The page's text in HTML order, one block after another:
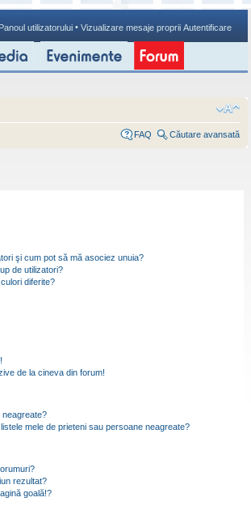
Panoul utilizatorului • Vizualizare mesaje proprii Autentificare
FAQ Căutare avansată
şi cum pot să mă asociez unuia?
de utilizatori?
diferite?
de la cineva din forum!
mele de prieteni sau persoane neagreate?
rezultat?
goală!?